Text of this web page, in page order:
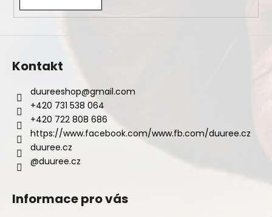
D
o
p
o
r
u
č
j
Kontakt
duureeshop@gmail.com
+420 731 538 064
+420 722 808 686
https://www.facebook.com/www.fb.com/duuree.cz
duuree.cz
@duuree.cz
Informace pro vás